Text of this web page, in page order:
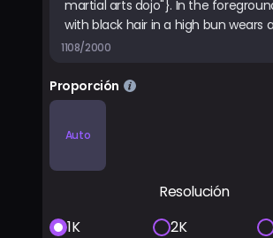
1108/2000
Proporción
Auto
Resolución
1K
2K